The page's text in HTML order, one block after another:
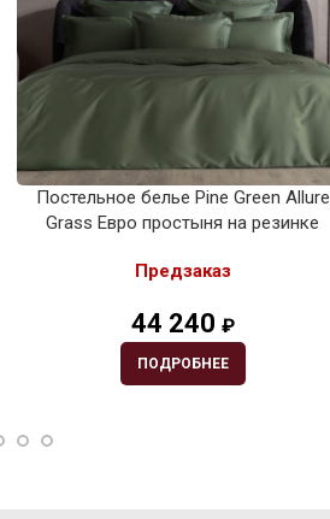
Постельное белье Pine Green Allure
Grass Евро простыня на резинке
Предзаказ
44 240 ₽
ПОДРОБНЕЕ